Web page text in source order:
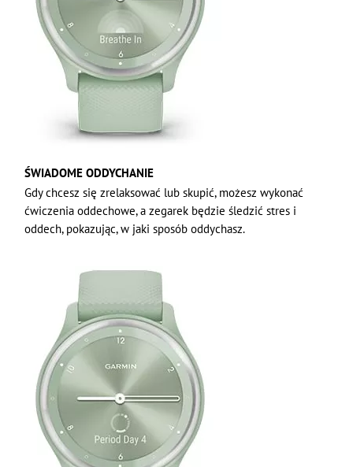
ŚWIADOME ODDYCHANIE
Gdy chcesz się zrelaksować lub skupić, możesz wykonać
ćwiczenia oddechowe, a zegarek będzie śledzić stres i
oddech, pokazując, w jaki sposób oddychasz.